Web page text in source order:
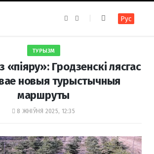
e
k
t
a
m
Рус
ТУРЫЗМ
«піяру»: Гродзенскі лясгас
новыя турыстычныя
маршруты
8 ЖНІЎНЯ 2025, 12:35